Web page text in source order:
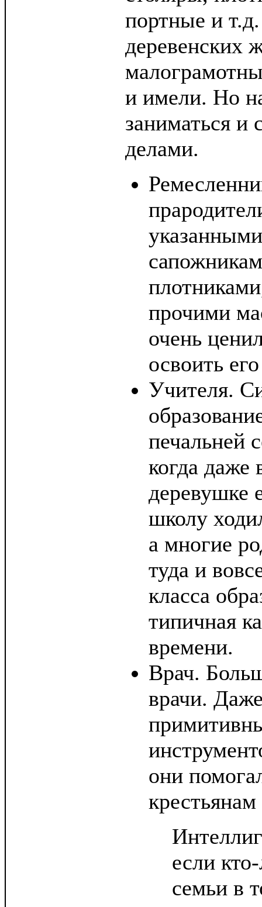
портные и
деревенских
и имели. Но
заниматься
делами.
прочими
очень
освоить
Учителя.
печальней
когда даже
деревушке
школу
а многие
туда и
класса
типичная
времени.
Врач.
врачи.
они
если
семьи в